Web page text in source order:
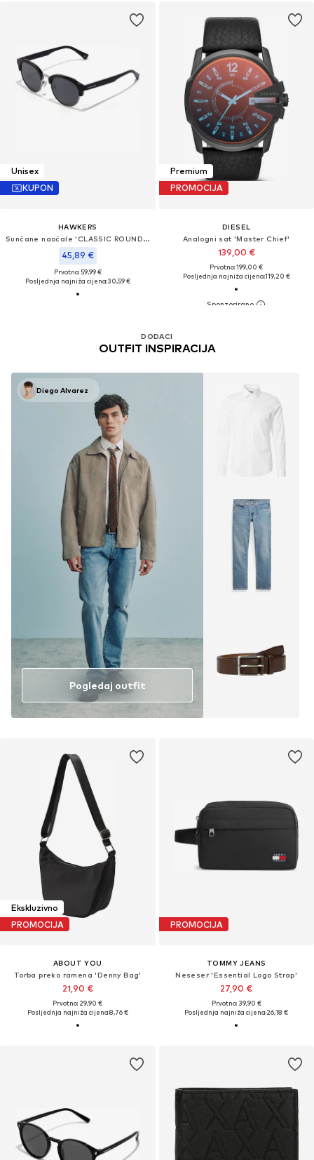
Unisex
KUPON
HAWKERS
Sunčane naočale 'CLASSIC ROUNDED'
45,89 €
Prvotno: 59,99 €
Posljednja najniža cijena:30,59 €
Premium
PROMOCIJA
DIESEL
Analogni sat 'Master Chief'
139,00 €
Prvotno: 199,00 €
Posljednja najniža cijena:119,20 €
Ekskluzivno
PROMOCIJA
ABOUT YOU
Torba preko ramena 'Denny Bag'
21,90 €
Prvotno: 29,90 €
Posljednja najniža cijena:8,76 €
DODACI
OUTFIT INSPIRACIJA
Diego Alvarez
Pogledaj outfit
PROMOCIJA
TOMMY JEANS
Neseser 'Essential Logo Strap'
27,90 €
Prvotno: 39,90 €
Posljednja najniža cijena:26,18 €